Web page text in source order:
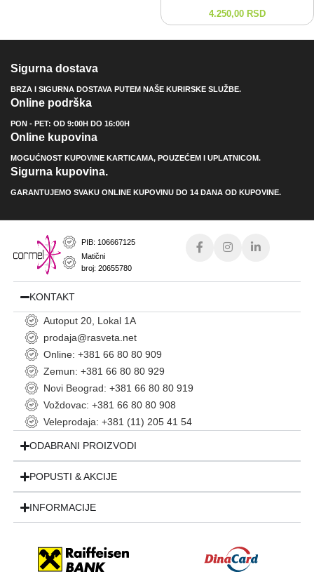
4.250,00 RSD
Sigurna dostava
BRZA I SIGURNA DOSTAVA PUTEM NAŠE KURIRSKE SLUŽBE.
Online podrška
PON - PET: OD 9:00H DO 16:00H
Online kupovina
MOGUĆNOST KUPOVINE KARTICAMA, POUZEĆEM I UPLATNICOM.
Sigurna kupovina.
GARANTUJEMO SVAKU ONLINE KUPOVINU DO 14 DANA OD KUPOVINE.
PIB: 106667125
Matični
broj: 20655780
KONTAKT
Autoput 20, Lokal 1A
prodaja@rasveta.net
Online: +381 66 80 80 909
Zemun: +381 66 80 80 929
Novi Beograd: +381 66 80 80 919
Voždovac: +381 66 80 80 908
Veleprodaja: +381 (11) 205 41 54
ODABRANI PROIZVODI
POPUSTI & AKCIJE
INFORMACIJE